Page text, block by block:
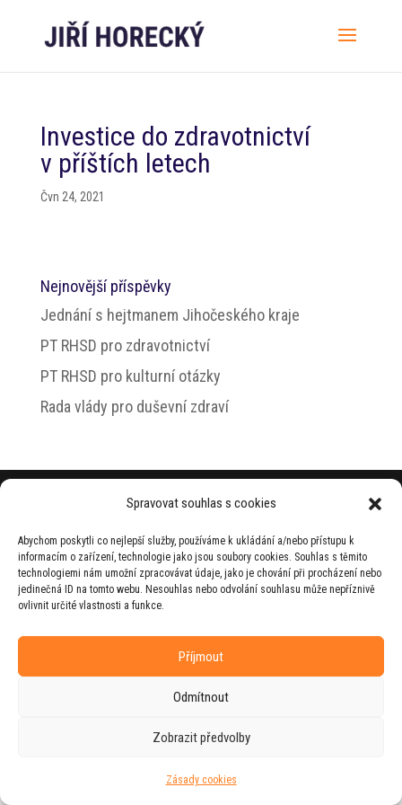
Spravovat souhlas s cookies
Abychom poskytli co nejlepší služby, používáme k ukládání a/nebo přístupu k
informacím o zařízení, technologie jako jsou soubory cookies. Souhlas s těmito
technologiemi nám umožní zpracovávat údaje, jako je chování při procházení nebo
jedinečná ID na tomto webu. Nesouhlas nebo odvolání souhlasu může nepříznivě
ovlivnit určité vlastnosti a funkce.
Příjmout
Odmítnout
Zobrazit předvolby
Zásady cookies
Investice do zdravotnictví
v příštích letech
Čvn 24, 2021
Nejnovější příspěvky
Jednání s hejtmanem Jihočeského kraje
PT RHSD pro zdravotnictví
PT RHSD pro kulturní otázky
Rada vlády pro duševní zdraví
© 2026 Jiří Horecký – Osobní stránky Jiřího
Web vytvořila firmaRUDIve spolupráci s
agenturouZEST BRAND.